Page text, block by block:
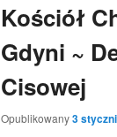
Kościół
Gdyni ~
Cisowej
Opublikowany3